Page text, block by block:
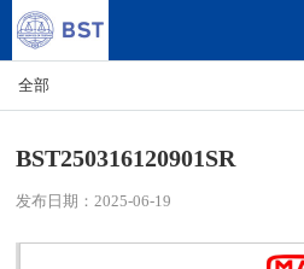
全部
BST250316120901SR
发布日期：2025-06-19